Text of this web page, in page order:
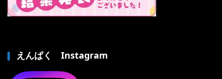
えんぱく Instagram